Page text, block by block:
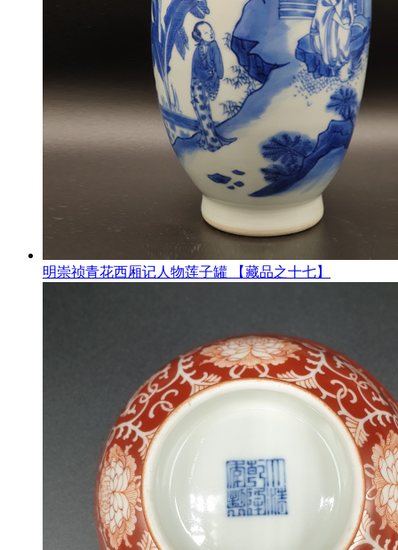
明崇祯青花西厢记人物莲子罐 【藏品之十七】